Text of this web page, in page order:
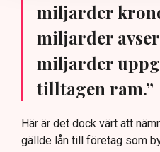
miljarder
miljarder
miljarder
tilltagen ram.”
Här är det dock värt att
gällde lån till företag som